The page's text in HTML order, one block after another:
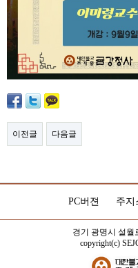
이전글 다음글
PC버젼 주지
경기 광명시 설월
copyright(c)